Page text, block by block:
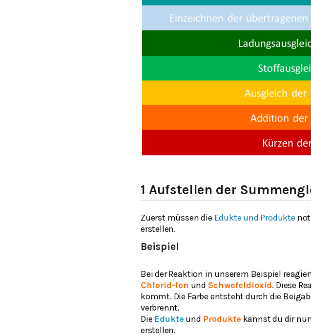
1 Aufstellen der
Zuerst müssen die Edukte und Produkte
erstellen.
Beispiel
Bei der Reaktion in unserem Beispiel
Chlorid-Ion und Schwefeldioxid. Diese
kommt. Die Farbe entsteht durch die
verbrennt.
Die Edukte und Produkte kannst du dir
erstellen.